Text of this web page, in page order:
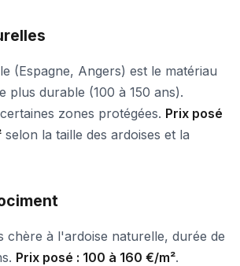
(Espagne, Angers) est le matériau
plus durable (100 à 150 ans).
zones protégées. Prix posé
selon la taille des ardoises et la
chère à l'ardoise naturelle, durée de
Prix posé : 100 à 160 €/m².